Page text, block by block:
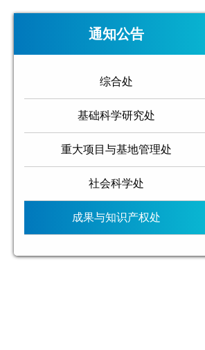
通知公告
综合处
基础科学研究处
重大项目与基地管理处
社会科学处
成果与知识产权处